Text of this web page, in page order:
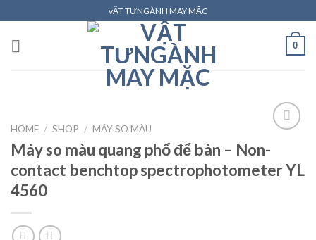
to
content
vẬT TƯNGÀNH MAY MẶC
0
Add to
wishlist
HOME / SHOP / MÁY SO MÀU
Máy so màu quang phổ để bàn – Non-
contact benchtop spectrophotometer YL
4560